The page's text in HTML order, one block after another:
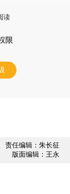
读
限
责任编辑：朱长征
版面编辑：王永